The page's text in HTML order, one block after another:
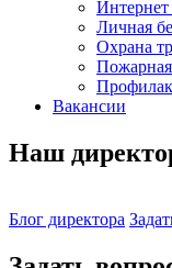
Интернет
Личная
Охрана
Пожарная
Вакансии
Наш
Блог директора